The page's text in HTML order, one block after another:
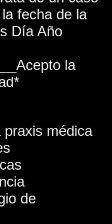
fecha de la
Año
la
praxis médica
de